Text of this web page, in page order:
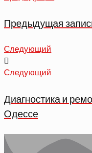
Предыдущая
Следующий
Следующий
Диагностика и
Одессе